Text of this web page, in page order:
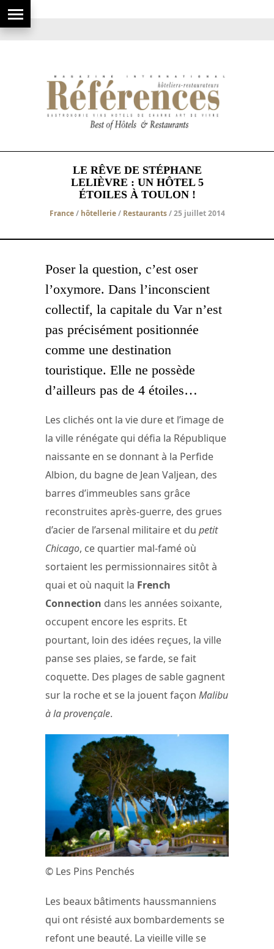
LE RÊVE DE STÉPHANE
LELIÈVRE : UN HÔTEL 5
ÉTOILES À TOULON !
France/ hôtellerie/ Restaurants/ 25 juillet 2014
Poser la question, c’est oser
l’oxymore. Dans l’inconscient
collectif, la capitale du Var n’est
pas précisément positionnée
comme une destination
touristique. Elle ne possède
d’ailleurs pas de 4 étoiles…
Les clichés ont la vie dure et l’image de
la ville rénégate qui défia la République
naissante en se donnant à la Perfide
Albion, du bagne de Jean Valjean, des
barres d’immeubles sans grâce
reconstruites après-guerre, des grues
d’acier de l’arsenal militaire et du petit
Chicago, ce quartier mal-famé où
sortaient les permissionnaires sitôt à
quai et où naquit la French
Connection dans les années soixante,
occupent encore les esprits. Et
pourtant, loin des idées reçues, la ville
panse ses plaies, se farde, se fait
coquette. Des plages de sable gagnent
sur la roche et se la jouent façon Malibu
à la provençale.
© Les Pins Penchés
Les beaux bâtiments haussmanniens
qui ont résisté aux bombardements se
refont une beauté. La vieille ville se